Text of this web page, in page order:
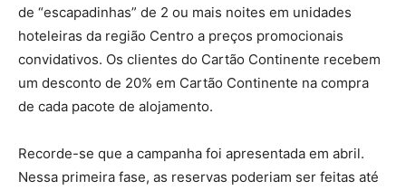
de “escapadinhas” de 2 ou mais noites em unidades
hoteleiras da região Centro a preços promocionais
convidativos. Os clientes do Cartão Continente recebem
um desconto de 20% em Cartão Continente na compra
de cada pacote de alojamento.
Recorde-se que a campanha foi apresentada em abril.
Nessa primeira fase, as reservas poderiam ser feitas até